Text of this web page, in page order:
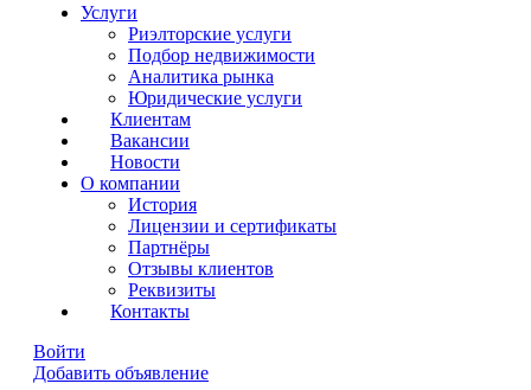
Услуги
Риэлторские услуги
Подбор недвижимости
Аналитика рынка
Юридические услуги
Клиентам
Вакансии
Новости
О компании
История
Лицензии и сертификаты
Партнёры
Отзывы клиентов
Реквизиты
Контакты
Войти
Добавить объявление